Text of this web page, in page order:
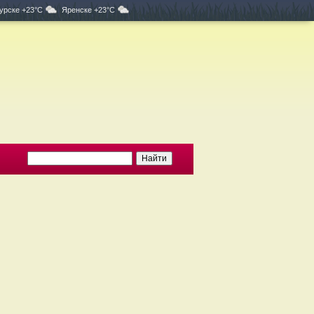
+23°C Яренске +23°C